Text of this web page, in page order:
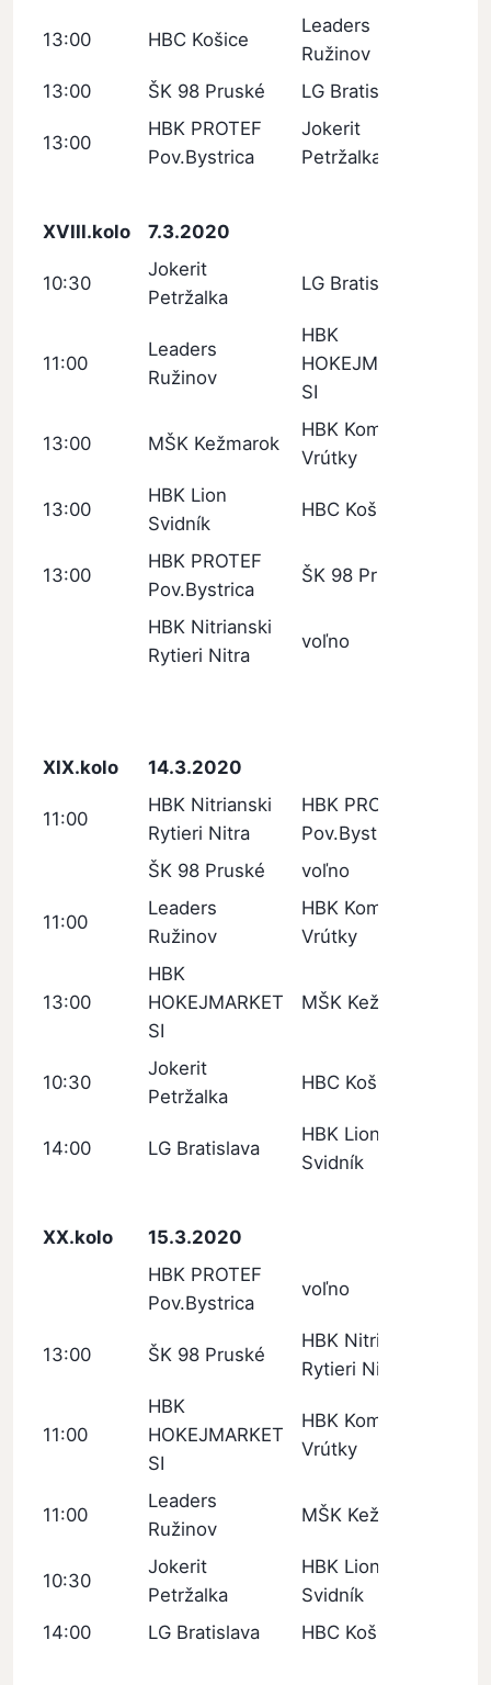
13:00 HBC Košice
Leaders
Ružinov
13:00
ŠK 98 Pruské LG Bratislava
13:00
HBK PROTEF
Pov.Bystrica
Jokerit
Petržalka
XVIII.kolo 7.3.2020
10:30
Jokerit
Petržalka
LG Bratislava
11:00
Leaders
Ružinov
HBK
HOKEJMARKET
SI
13:00 MŠK Kežmarok
HBK Kometa
Vrútky
13:00
HBK Lion
Svidník
HBC Košice
13:00
HBK PROTEF
Pov.Bystrica
ŠK 98 Pruské
HBK Nitrianski
Rytieri Nitra
voľno
XIX.kolo 14.3.2020
11:00
HBK Nitrianski
Rytieri Nitra
HBK PROTEF
Pov.Bystrica
ŠK 98 Pruské
voľno
11:00
Leaders
Ružinov
HBK Kometa
Vrútky
13:00
HBK
HOKEJMARKET
SI
MŠK Kežmarok
10:30
Jokerit
Petržalka
HBC Košice
14:00 LG Bratislava
HBK Lion
Svidník
XX.kolo
15.3.2020
HBK PROTEF
Pov.Bystrica
voľno
13:00 ŠK 98 Pruské
HBK Nitrianski
Rytieri Nitra
11:00
HBK
HOKEJMARKET
SI
HBK Kometa
Vrútky
11:00
Leaders
Ružinov
MŠK Kežmarok
10:30
Jokerit
Petržalka
HBK Lion
Svidník
14:00
LG Bratislava HBC Košice